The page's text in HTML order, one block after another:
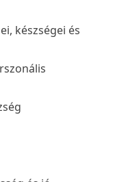
készségei és